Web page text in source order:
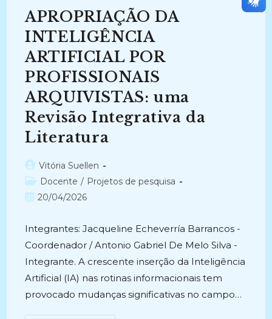
PROJETO
PRESERVAÇÃO
E
DIFUSÃO
DO
ACERVO
DA
(2026-
Atual)
APROPRIAÇÃO DA
INTELIGÊNCIA
ARTIFICIAL POR
PROFISSIONAIS
ARQUIVISTAS: uma
Revisão Integrativa da
Literatura
Autor
do
post:
Vitória Suellen
Categoria
do
Docente / Projetos de pesquisa
Post20/04/2026
Integrantes: Jacqueline Echeverría Barrancos -
Coordenador / Antonio Gabriel De Melo Silva -
Integrante. A crescente inserção da Inteligência
Artificial (IA) nas rotinas informacionais tem
provocado mudanças significativas no campo…